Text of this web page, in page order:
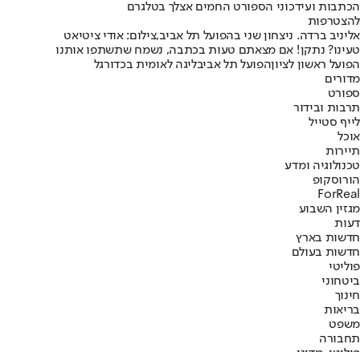
הכתבות ועידכוני הספורט החמים אצלך בטלגרם
להצטרפות
אליניב ברדה. ניצחון שני בהפועל תל אביב,צילום: אודי ציטיאט
טעינו? נתקן! אם מצאתם טעות בכתבה, נשמח שתשתפו אותנו
הפועל ראשון לציוןהפועל תל אביבליגה לאומית בכדורגל
מדורים
ספורט
תרבות ובידור
לייף סטייל
אוכל
תיירות
טכנולוגיה ומדע
הורוסקופ
ForReal
מגזין השבוע
דעות
חדשות בארץ
חדשות בעולם
פוליטי
ביטחוני
חינוך
בריאות
משפט
תחבורה